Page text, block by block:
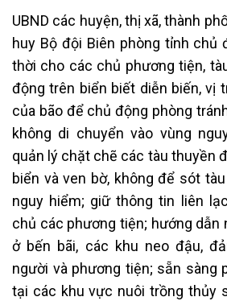
UBND các huyện, thị xã, thành
huy Bộ đội Biên phòng tỉnh chủ
thời cho các chủ phương tiện,
động trên biển biết diễn biến, vị
của bão để chủ động phòng
không di chuyển vào vùng
quản lý chặt chẽ các tàu thuyền
biển và ven bờ, không để sót
nguy hiểm; giữ thông tin liên
chủ các phương tiện; hướng dẫn
ở bến bãi, các khu neo đậu,
người và phương tiện; sẵn sàng
tại các khu vực nuôi trồng thủy